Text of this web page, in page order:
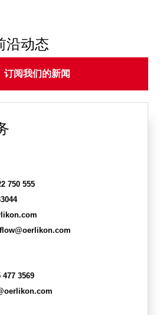
沿动态
订阅我们的新闻
750 555
477 3569